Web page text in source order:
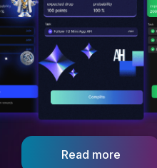
за 1 млрд: даляраў ЗША.
Read more